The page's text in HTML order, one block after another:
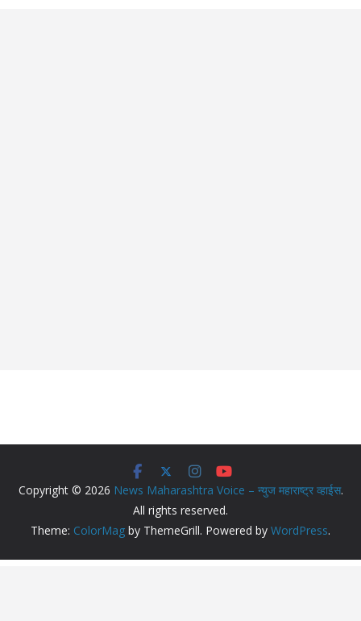
Copyright © 2026 News Maharashtra Voice – न्युज महाराष्ट्र व्हाईस.
All rights reserved.
Theme: ColorMag by ThemeGrill. Powered by WordPress.